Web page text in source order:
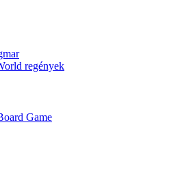
regények
Game